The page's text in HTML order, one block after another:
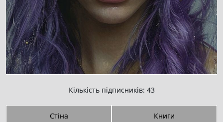
Кількість підписників: 43
Стіна Книги